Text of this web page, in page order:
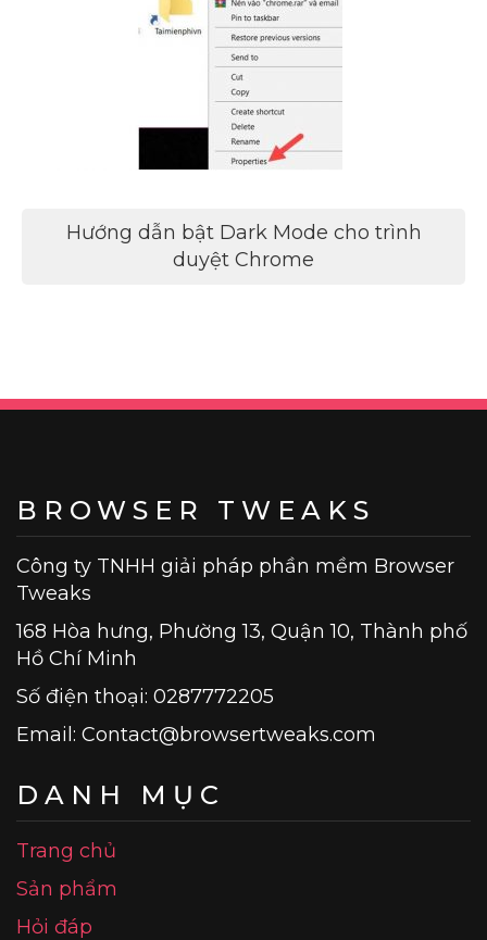
Điều
Hướng dẫn bật Dark Mode cho trình
duyệt Chrome
BROWSER TWEAKS
Công ty TNHH giải pháp phần mềm Browser
Tweaks
168 Hòa hưng, Phường 13, Quận 10, Thành phố
Hồ Chí Minh
Số điện thoại: 0287772205
Email: Contact@browsertweaks.com
DANH MỤC
Trang chủ
Sản phẩm
Hỏi đáp